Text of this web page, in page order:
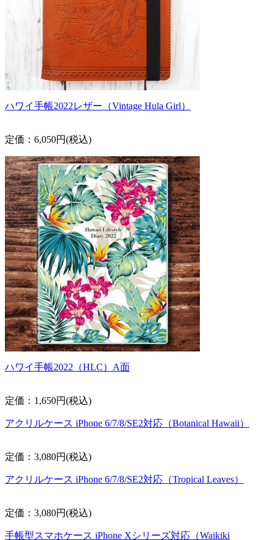
ハワイ手帳2022レザー（Vintage Hula Girl）
定価：6,050円(税込)
ハワイ手帳2022（HLC）A面
定価：1,650円(税込)
アクリルケース iPhone 6/7/8/SE2対応（Botanical Hawaii）
定価：3,080円(税込)
アクリルケース iPhone 6/7/8/SE2対応（Tropical Leaves）
定価：3,080円(税込)
手帳型スマホケース iPhone Xシリーズ対応（Waikiki